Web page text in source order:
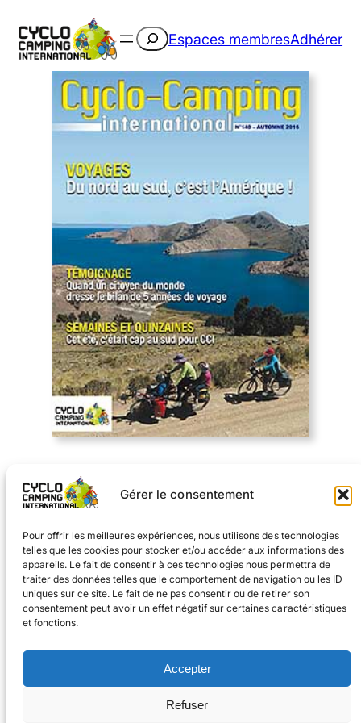
Gérer le consentement
Pour offrir les meilleures expériences, nous utilisons des technologies
telles que les cookies pour stocker et/ou accéder aux informations des
appareils. Le fait de consentir à ces technologies nous permettra de
traiter des données telles que le comportement de navigation ou les ID
uniques sur ce site. Le fait de ne pas consentir ou de retirer son
consentement peut avoir un effet négatif sur certaines caractéristiques
et fonctions.
Accepter
Refuser
Rechercher
Espaces membresAdhérer
Sommaire du nº140
Facebook Instagram
#cyclocampinginternational